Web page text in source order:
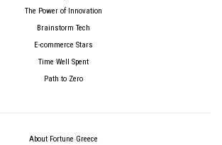
The Power of Innovation
Brainstorm Tech
E-commerce Stars
Time Well Spent
Path to Zero
About Fortune Greece